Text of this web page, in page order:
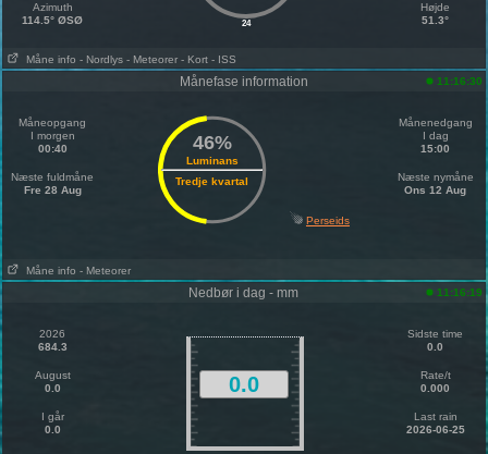
Azimuth
114.5° ØSØ
24
Højde
51.3°
Måne info - Nordlys - Meteorer - Kort - ISS
Månefase information 11:16:30
Måneopgang
I morgen
00:40
Næste fuldmåne
Fre 28 Aug
46%
Luminans
Tredje kvartal
Månenedgang
I dag
15:00
Næste nymåne
Ons 12 Aug
Perseids
Måne info - Meteorer
Nedbør i dag - mm 11:16:19
2026
684.3
August
0.0
I går
0.0
0.0
Sidste time
0.0
Rate/t
0.000
Last rain
2026-06-25